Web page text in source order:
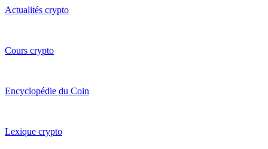
Actualités crypto
Cours crypto
Encyclopédie du Coin
Lexique crypto